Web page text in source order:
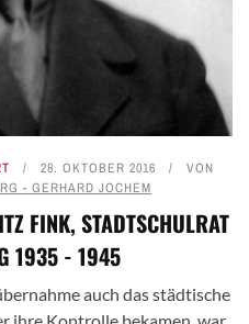
28. OKTOBER 2016
VON
- GERHARD JOCHEM
FINK, STADTSCHULRAT
1935 - 1945
auch das städtische
ihre Kontrolle bekamen, war